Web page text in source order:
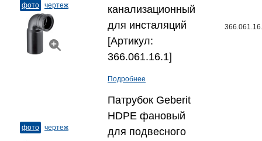
фото чертеж
канализационный
для инсталяций
[Артикул:
366.061.16.1]
Подробнее
фото чертеж
Патрубок Geberit
HDPE фановый
для подвесного